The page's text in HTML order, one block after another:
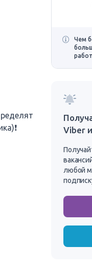
Чем
Viber
любой